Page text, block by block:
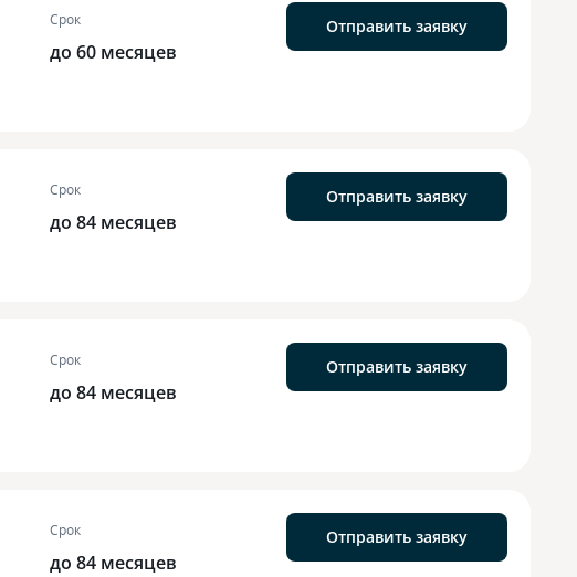
Срок
до 60 месяцев
Отправить заявку
Срок
до 84 месяцев
Отправить заявку
Срок
до 84 месяцев
Отправить заявку
Срок
до 84 месяцев
Отправить заявку